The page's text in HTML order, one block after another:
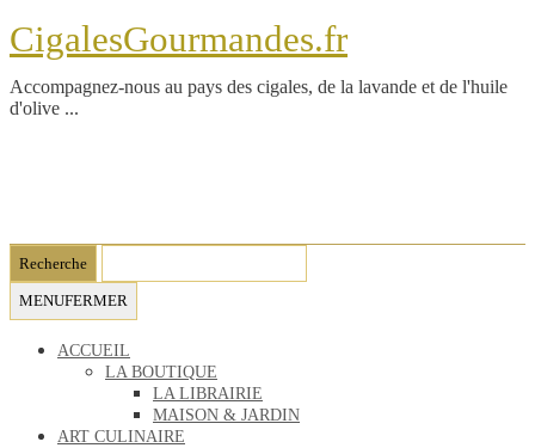
CigalesGourmandes.fr
Accompagnez-nous au pays des cigales, de la lavande et de l'huile
d'olive ...
MENUFERMER
ACCUEIL
LA BOUTIQUE
LA LIBRAIRIE
MAISON & JARDIN
ART CULINAIRE